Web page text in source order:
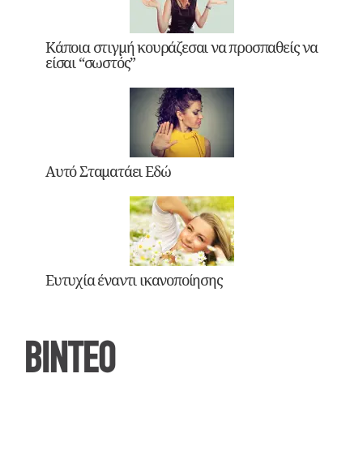
Κάποια στιγμή κουράζεσαι να προσπαθείς να
είσαι “σωστός”
Αυτό Σταματάει Εδώ
Ευτυχία έναντι ικανοποίησης
ΒΙΝΤΕΟ